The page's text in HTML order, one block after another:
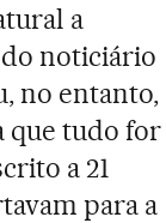
a
do noticiário
no entanto,
que tudo for
a 21
para a